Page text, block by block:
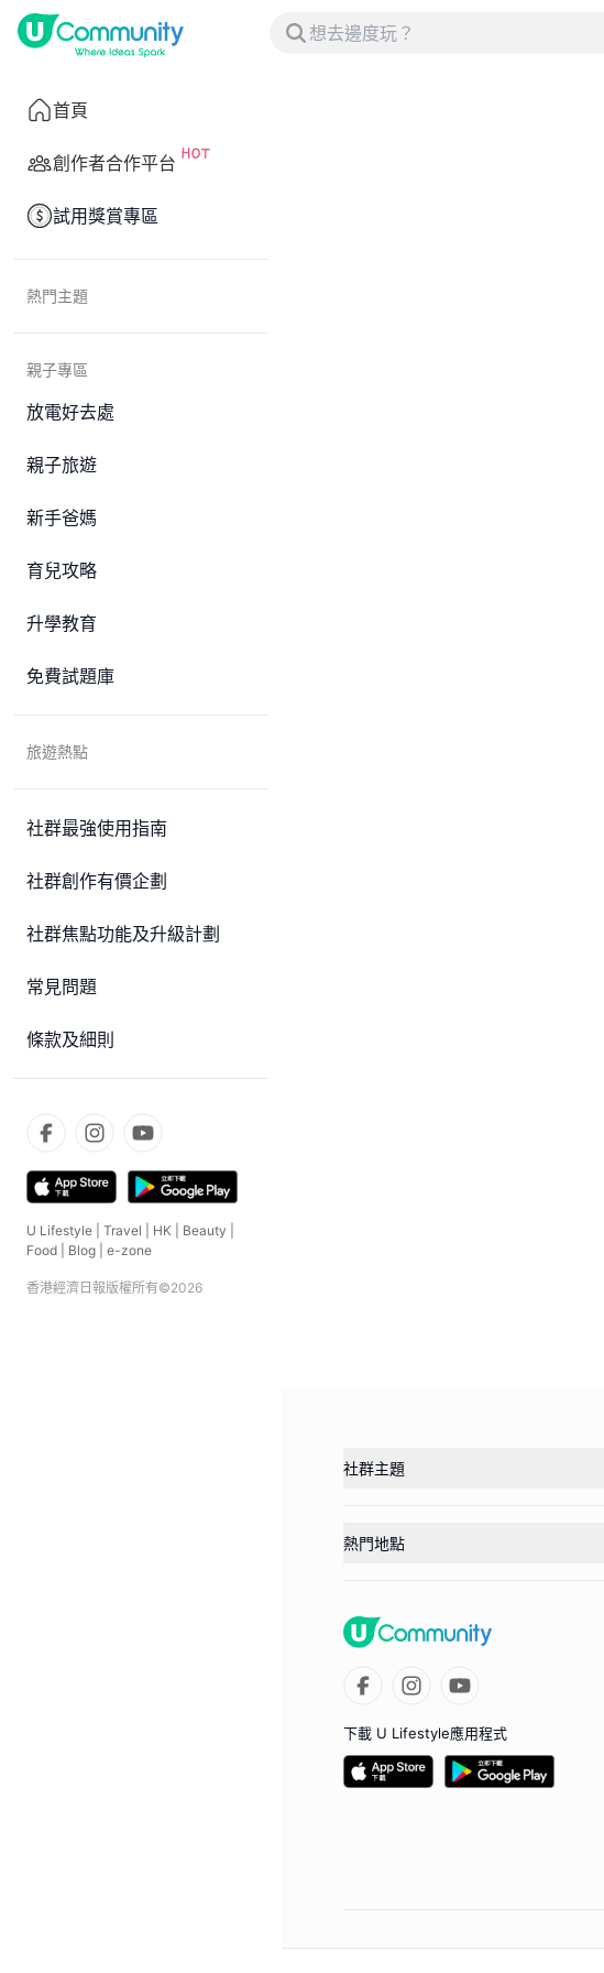
首頁
創作者合作平台
試用獎賞專區
熱門主題
親子專區
放電好去處
親子旅遊
新手爸媽
育兒攻略
升學教育
免費試題庫
旅遊熱點
社群最強使用指南
社群創作有價企劃
社群焦點功能及升級計劃
常見問題
條款及細則
U Lifestyle Travel HK Beauty
Food
Blog e-zone
香港經濟日報版權所有©2026
社群主題
熱門地點
下載 U Lifestyle應用程式